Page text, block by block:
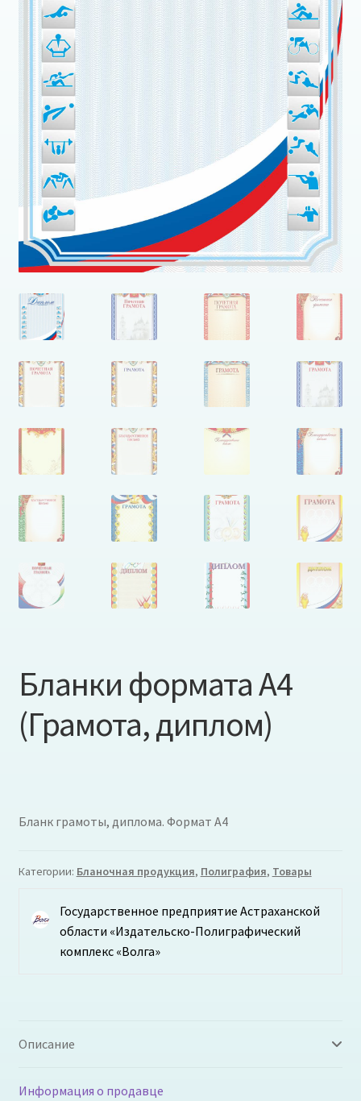
Бланки формата А4
(Грамота, диплом)
Бланк грамоты, диплома. Формат А4
Категории: Бланочная продукция, Полиграфия, Товары
Государственное предприятие Астраханской
области «Издательско-Полиграфический
комплекс «Волга»
Описание
Информация о продавце